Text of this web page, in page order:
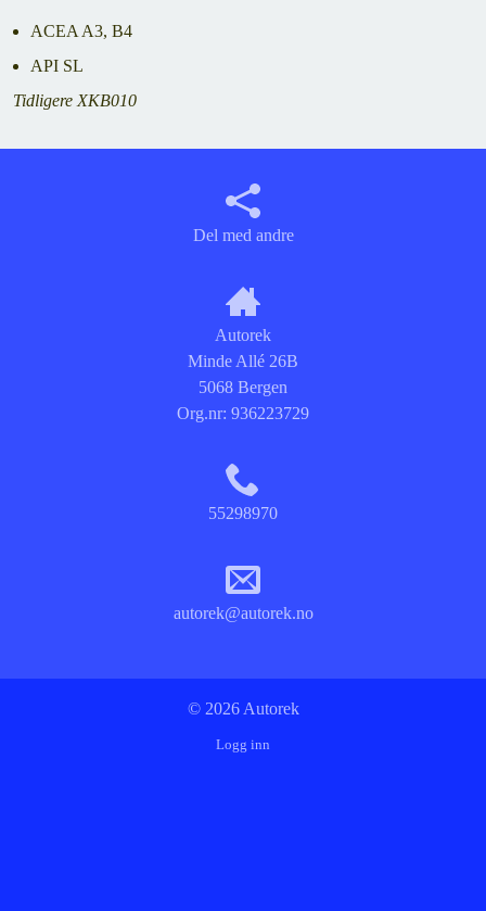
ACEA A3, B4
API SL
Tidligere XKB010
Del med andre
Autorek
Minde Allé 26B
5068 Bergen
Org.nr: 936223729
55298970
autorek@autorek.no
© 2026 Autorek
Logg inn